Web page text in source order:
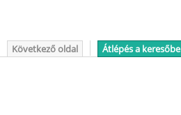
Következő oldal Átlépés a keresőbe